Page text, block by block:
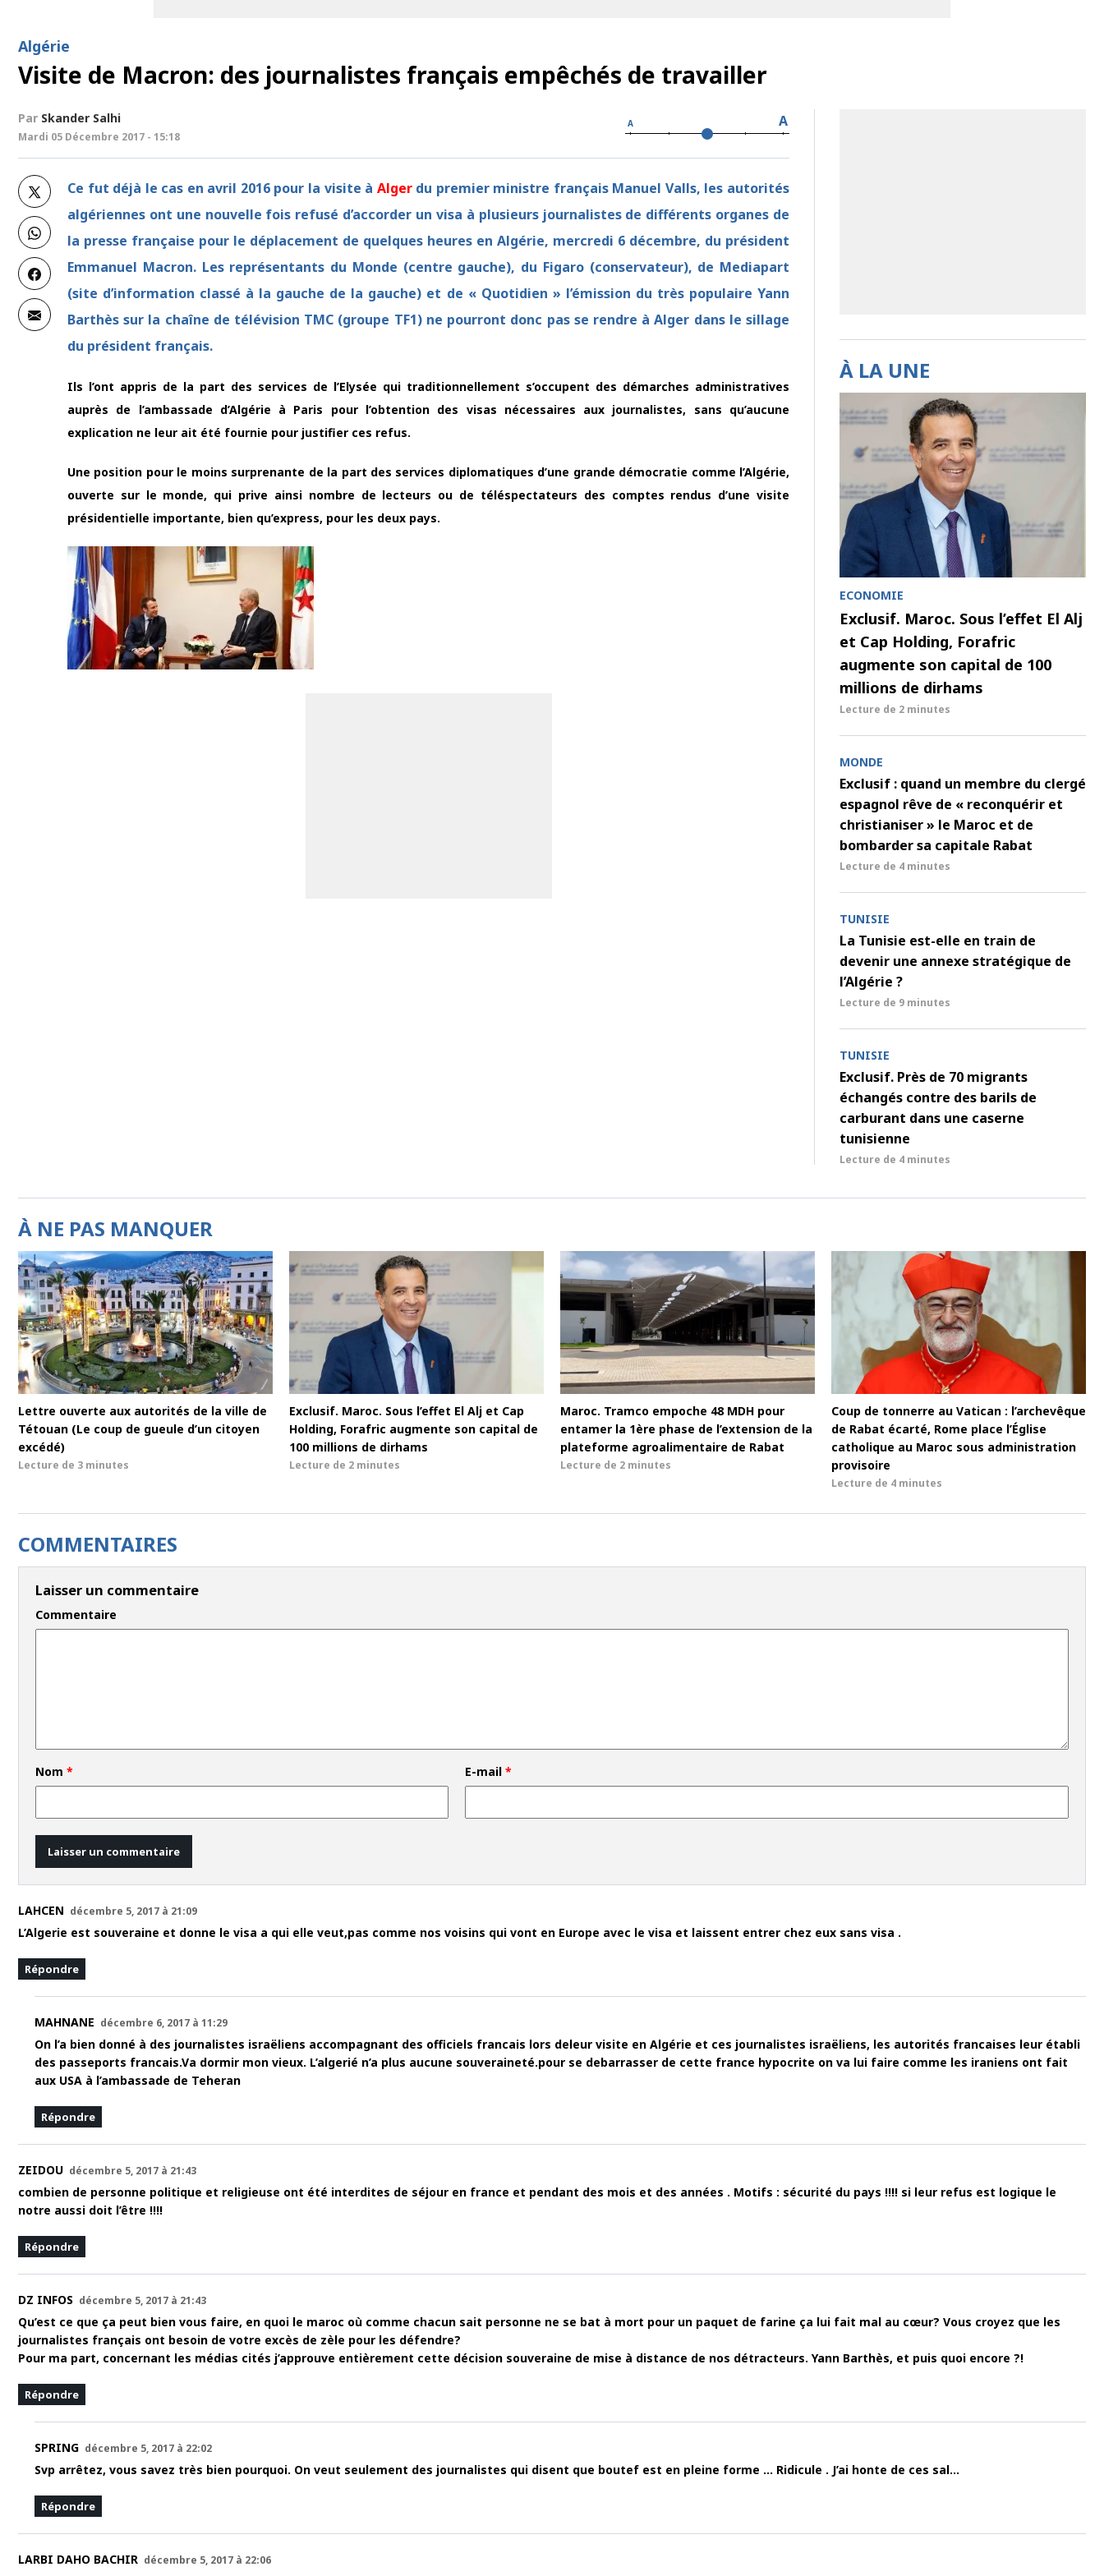
Algérie
Visite de Macron: des journalistes français empêchés de travailler
Par Skander Salhi
Mardi 05 Décembre 2017 - 15:18
A A
Ce fut déjà le cas en avril 2016 pour la visite à Algerdu premier ministre français Manuel Valls, les autorités
algériennes ont une nouvelle fois refusé d’accorder un visa à plusieurs journalistes de différents organes de
la presse française pour le déplacement de quelques heures en Algérie, mercredi 6 décembre, du président
Emmanuel Macron. Les représentants du Monde (centre gauche), du Figaro (conservateur), de Mediapart
(site d’information classé à la gauche de la gauche) et de « Quotidien » l’émission du très populaire Yann
Barthès sur la chaîne de télévision TMC (groupe TF1) ne pourront donc pas se rendre à Alger dans le sillage
du président français.
Ils l’ont appris de la part des services de l’Elysée qui traditionnellement s’occupent des démarches administratives
auprès de l’ambassade d’Algérie à Paris pour l’obtention des visas nécessaires aux journalistes, sans qu’aucune
explication ne leur ait été fournie pour justifier ces refus.
Une position pour le moins surprenante de la part des services diplomatiques d’une grande démocratie comme l’Algérie,
ouverte sur le monde, qui prive ainsi nombre de lecteurs ou de téléspectateurs des comptes rendus d’une visite
présidentielle importante, bien qu’express, pour les deux pays.
À LA UNE
ECONOMIE
Exclusif. Maroc. Sous l’effet El Alj
et Cap Holding, Forafric
augmente son capital de 100
millions de dirhams
Lecture de 2 minutes
MONDE
Exclusif : quand un membre du clergé
espagnol rêve de « reconquérir et
christianiser » le Maroc et de
bombarder sa capitale Rabat
Lecture de 4 minutes
TUNISIE
La Tunisie est-elle en train de
devenir une annexe stratégique de
l’Algérie ?
Lecture de 9 minutes
TUNISIE
Exclusif. Près de 70 migrants
échangés contre des barils de
carburant dans une caserne
tunisienne
Lecture de 4 minutes
À NE PAS MANQUER
Lettre ouverte aux autorités de la ville de
Tétouan (Le coup de gueule d’un citoyen
excédé)
Lecture de 3 minutes
Exclusif. Maroc. Sous l’effet El Alj et Cap
Holding, Forafric augmente son capital de
100 millions de dirhams
Lecture de 2 minutes
Maroc. Tramco empoche 48 MDH pour
entamer la 1ère phase de l’extension de la
plateforme agroalimentaire de Rabat
Lecture de 2 minutes
Coup de tonnerre au Vatican : l’archevêque
de Rabat écarté, Rome place l’Église
catholique au Maroc sous administration
provisoire
Lecture de 4 minutes
COMMENTAIRES
Laisser un commentaire
Commentaire
Nom * E-mail*
LAHCEN décembre 5, 2017 à 21:09
L’Algerie est souveraine et donne le visa a qui elle veut,pas comme nos voisins qui vont en Europe avec le visa et laissent entrer chez eux sans visa .
Répondre
MAHNANE décembre 6, 2017 à 11:29
On l’a bien donné à des journalistes israëliens accompagnant des officiels francais lors deleur visite en Algérie et ces journalistes israëliens, les autorités francaises leur établi
des passeports francais.Va dormir mon vieux. L’algerié n’a plus aucune souveraineté.pour se debarrasser de cette france hypocrite on va lui faire comme les iraniens ont fait
aux USA à l’ambassade de Teheran
Répondre
ZEIDOU décembre 5, 2017 à 21:43
combien de personne politique et religieuse ont été interdites de séjour en france et pendant des mois et des années . Motifs : sécurité du pays !!!! si leur refus est logique le
notre aussi doit l’être !!!!
Répondre
DZ INFOS décembre 5, 2017 à 21:43
Qu’est ce que ça peut bien vous faire, en quoi le maroc où comme chacun sait personne ne se bat à mort pour un paquet de farine ça lui fait mal au cœur? Vous croyez que les
journalistes français ont besoin de votre excès de zèle pour les défendre?
Pour ma part, concernant les médias cités j’approuve entièrement cette décision souveraine de mise à distance de nos détracteurs. Yann Barthès, et puis quoi encore ?!
Répondre
SPRING décembre 5, 2017 à 22:02
Svp arrêtez, vous savez très bien pourquoi. On veut seulement des journalistes qui disent que boutef est en pleine forme … Ridicule . J’ai honte de ces sal…
Répondre
LARBI DAHO BACHIR décembre 5, 2017 à 22:06